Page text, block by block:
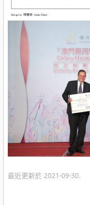
最近更新於 2021-09-30.